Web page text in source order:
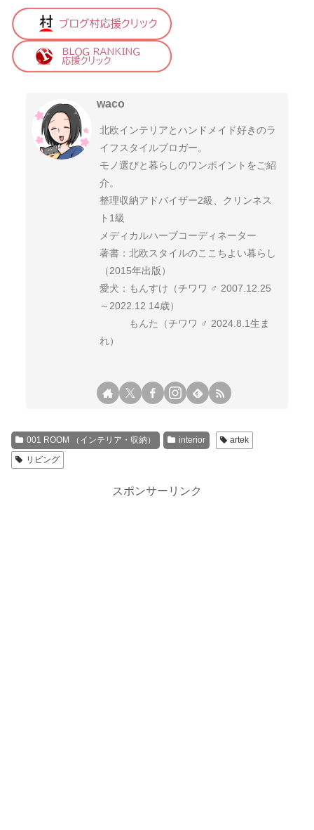
waco
北欧インテリアとハンドメイド好きのラ
イフスタイルブロガー。
モノ選びと暮らしのワンポイントをご紹
介。
整理収納アドバイザー2級、クリンネス
ト1級
メディカルハーブコーディネーター
著書：北欧スタイルのここちよい暮らし
（2015年出版）
愛犬：もんすけ（チワワ ♂ 2007.12.25
～2022.12 14歳）
もんた（チワワ ♂ 2024.8.1生ま
れ）
001 ROOM （インテリア・収納） interior
artek
リビング
スポンサーリンク